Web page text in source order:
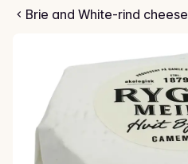
Brie and White-rind cheese
Camembert